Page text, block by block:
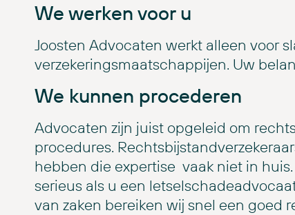
We werken voor u
Joosten Advocaten werkt alleen voor
verzekeringsmaatschappijen. Uw
We kunnen procederen
Advocaten zijn juist opgeleid om
procedures.
hebben die expertise vaak niet in
serieus als u een
van zaken bereiken wij snel een goed